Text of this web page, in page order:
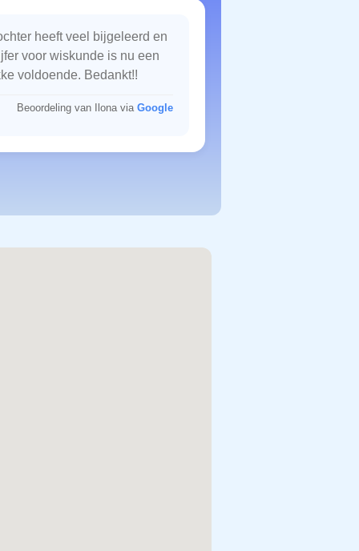
heeft veel bijgeleerd en
voor wiskunde is nu een
voldoende. Bedankt!!
Beoordeling van Ilona via Google